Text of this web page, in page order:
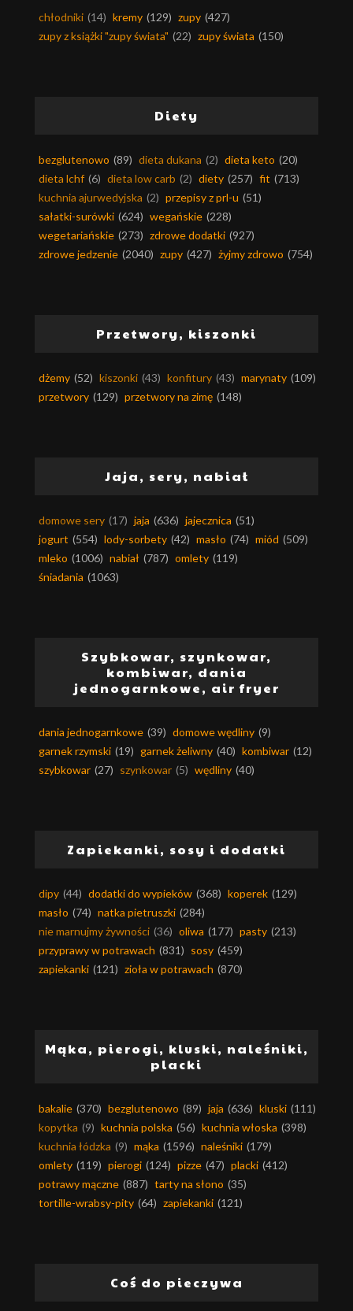
chłodniki (14) kremy (129) zupy (427)
zupy z książki "zupy świata" (22) zupy świata (150)
Diety
bezglutenowo (89) dieta dukana (2) dieta keto (20)
dieta lchf (6) dieta low carb (2) diety (257) fit (713)
kuchnia ajurwedyjska (2) przepisy z prl-u (51)
sałatki-surówki (624) wegańskie (228)
wegetariańskie (273) zdrowe dodatki (927)
zdrowe jedzenie (2040) zupy (427) żyjmy zdrowo (754)
Przetwory, kiszonki
dżemy (52) kiszonki (43) konfitury (43) marynaty (109)
przetwory (129) przetwory na zimę (148)
Jaja, sery, nabiał
domowe sery (17) jaja (636) jajecznica (51)
jogurt (554) lody-sorbety (42) masło (74) miód (509)
mleko (1006) nabiał (787) omlety (119)
śniadania (1063)
Szybkowar, szynkowar,
kombiwar, dania
jednogarnkowe, air fryer
dania jednogarnkowe (39) domowe wędliny (9)
garnek rzymski (19) garnek żeliwny (40) kombiwar (12)
szybkowar (27) szynkowar (5) wędliny (40)
Zapiekanki, sosy i dodatki
dipy (44) dodatki do wypieków (368) koperek (129)
masło (74) natka pietruszki (284)
nie marnujmy żywności (36) oliwa (177) pasty (213)
przyprawy w potrawach (831) sosy (459)
zapiekanki (121) zioła w potrawach (870)
Mąka, pierogi, kluski, naleśniki,
placki
bakalie (370) bezglutenowo (89) jaja (636) kluski (111)
kopytka (9) kuchnia polska (56) kuchnia włoska (398)
kuchnia łódzka (9) mąka (1596) naleśniki (179)
omlety (119) pierogi (124) pizze (47) placki (412)
potrawy mączne (887) tarty na słono (35)
tortille-wrabsy-pity (64) zapiekanki (121)
Coś do pieczywa